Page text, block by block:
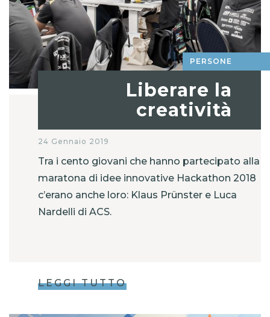
PERSONE
Liberare la
creatività
24 Gennaio 2019
Tra i cento giovani che hanno partecipato alla
maratona di idee innovative Hackathon 2018
c’erano anche loro: Klaus Prünster e Luca
Nardelli di ACS.
LEGGI TUTTO